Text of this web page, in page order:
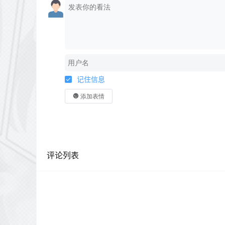
记住信息
添加表情
评论列表